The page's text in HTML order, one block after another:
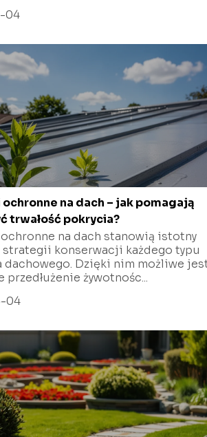
04
ochronne na dach – jak pomagają
trwałość pokrycia?
ochronne na dach stanowią istotny
konserwacji każdego typu
dachowego. Dzięki nim możliwe
przedłużenie żywotnośc...
04